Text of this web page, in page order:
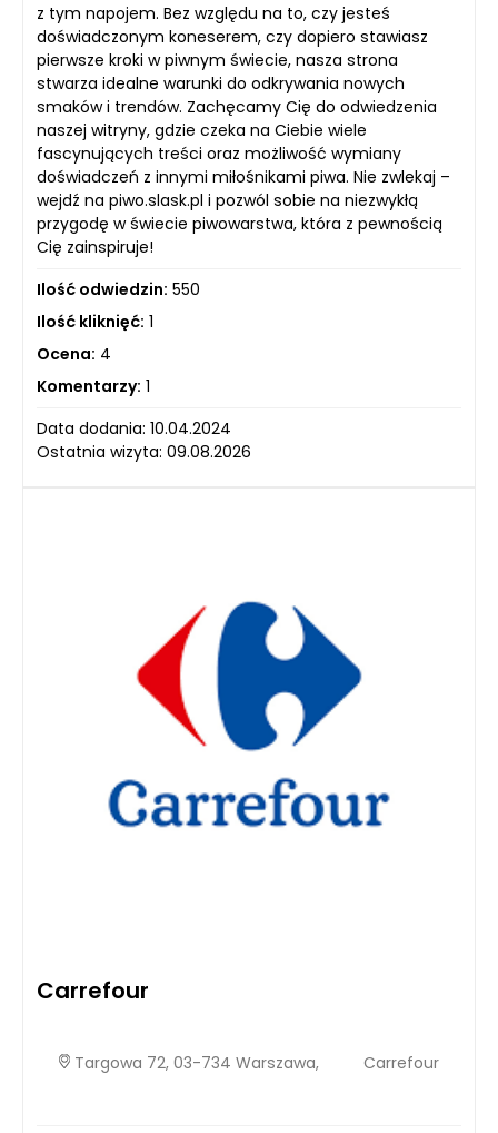
z tym napojem. Bez względu na to, czy jesteś
doświadczonym koneserem, czy dopiero stawiasz
pierwsze kroki w piwnym świecie, nasza strona
stwarza idealne warunki do odkrywania nowych
smaków i trendów. Zachęcamy Cię do odwiedzenia
naszej witryny, gdzie czeka na Ciebie wiele
fascynujących treści oraz możliwość wymiany
doświadczeń z innymi miłośnikami piwa. Nie zwlekaj –
wejdź na piwo.slask.pl i pozwól sobie na niezwykłą
przygodę w świecie piwowarstwa, która z pewnością
Cię zainspiruje!
Ilość odwiedzin: 550
Ilość kliknięć: 1
Ocena: 4
Komentarzy: 1
Data dodania: 10.04.2024
Ostatnia wizyta: 09.08.2026
Carrefour
Targowa 72, 03-734 Warszawa, Carrefour